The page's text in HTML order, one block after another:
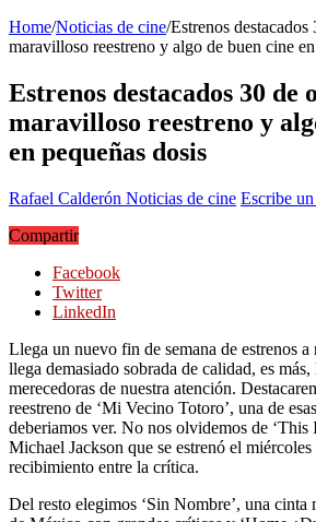
Home/Noticias de cine/Estrenos
maravilloso reestreno y algo de buen cine
Estrenos destacados 30 de
maravilloso reestreno y
en pequeñas dosis
Rafael Calderón Noticias de cine Escribe
Compartir
Facebook
Twitter
LinkedIn
Llega un nuevo fin de semana de estrenos a
llega demasiado sobrada de calidad, es
merecedoras de nuestra atención.
reestreno de ‘Mi Vecino Totoro’, una de
deberiamos ver. No nos olvidemos de ‘This
Michael Jackson que se estrenó el
recibimiento entre la crítica.
Del resto elegimos ‘Sin Nombre’, una cinta